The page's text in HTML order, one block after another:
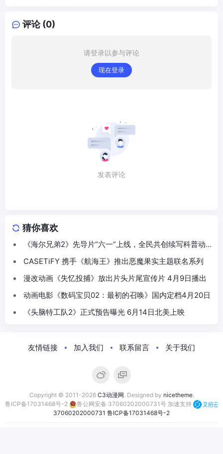
评论 (0)
请登录以参与评论
现在登录
发表评论
猜你喜欢
《海尔兄弟2》先导片“六一”上线，全民共创续写科普动
CASETiFY 携手《航海王》推出恶魔果实主题联名系列
漫改动画《失忆投捕》放出片头片尾宣传片 4月9日播出
动画电影《数码宝贝02：最初的召唤》国内定档4月20日
《头脑特工队2》正式预告曝光 6月14日北美上映
友情链接 加入我们 联系留言 关于我们
Copyright © 2011-2026 C3动漫网. Designed by nicetheme.
鲁ICP备17031468号-2
鲁公网安备 37060202000731号 加速支持
37060202000731 鲁ICP备17031468号-2